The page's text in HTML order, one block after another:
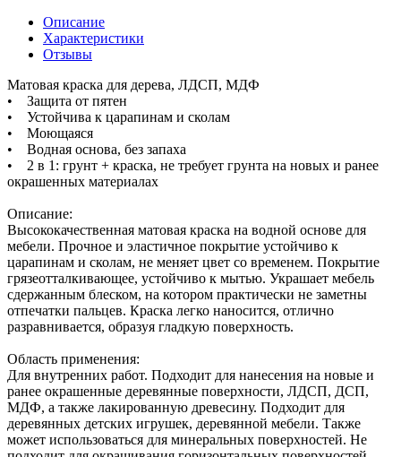
Описание
Характеристики
Отзывы
Матовая краска для дерева, ЛДСП, МДФ
• Защита от пятен
• Устойчива к царапинам и сколам
• Моющаяся
• Водная основа, без запаха
• 2 в 1: грунт + краска, не требует грунта на новых и ранее
окрашенных материалах
Описание:
Высококачественная матовая краска на водной основе для
мебели. Прочное и эластичное покрытие устойчиво к
царапинам и сколам, не меняет цвет со временем. Покрытие
грязеотталкивающее, устойчиво к мытью. Украшает мебель
сдержанным блеском, на котором практически не заметны
отпечатки пальцев. Краска легко наносится, отлично
разравнивается, образуя гладкую поверхность.
Область применения:
Для внутренних работ. Подходит для нанесения на новые и
ранее окрашенные деревянные поверхности, ЛДСП, ДСП,
МДФ, а также лакированную древесину. Подходит для
деревянных детских игрушек, деревянной мебели. Также
может использоваться для минеральных поверхностей. Не